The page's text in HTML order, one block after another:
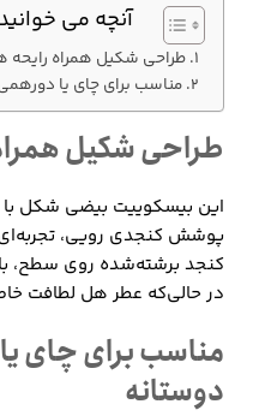
آنچه می خوانید
طراحی شکیل همراه رایحه
مناسب برای چای‌ یا
طراحی شکیل
پوشش کنجدی رویی،
کنجد برشته‌شده روی سطح،
در حالی‌که عطر هل لطافت
مناسب برای چای‌
دوستانه